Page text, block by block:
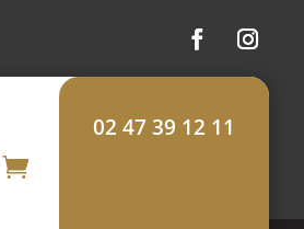
02 47 39 12 11